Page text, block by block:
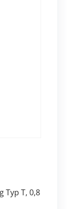
Typ T, 0,8